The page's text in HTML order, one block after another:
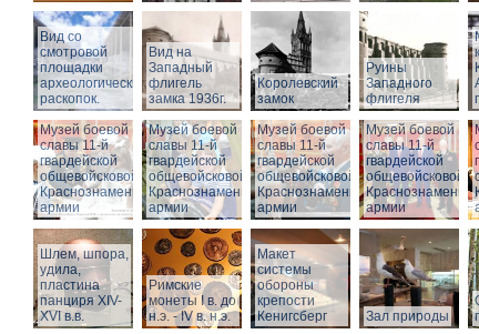
Вид со
смотровой
площадки
археологических
раскопок.
Вид на
Западный
флигель
замка 1936г.
Королевский
замок
Руины
Западного
флигеля
Музей боевой
славы 11-й
гвардейской
общевойсковой
Краснознаменной
армии
Музей боевой
славы 11-й
гвардейской
общевойсковой
Краснознаменной
армии
Музей боевой
славы 11-й
гвардейской
общевойсковой
Краснознаменной
армии
Музей боевой
славы 11-й
гвардейской
общевойсковой
армии
Шлем, шпора,
удила,
пластина
панциря XIV-
XVI в.в.
Римские
монеты I в. до
н.э. - IV в. н.э.
Макет
системы
обороны
крепости
Кенигсберг
Зал природы